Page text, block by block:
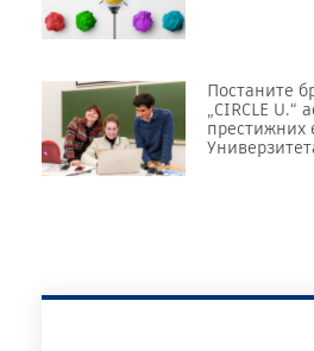
Постаните
„CIRCLE U.“
престижних